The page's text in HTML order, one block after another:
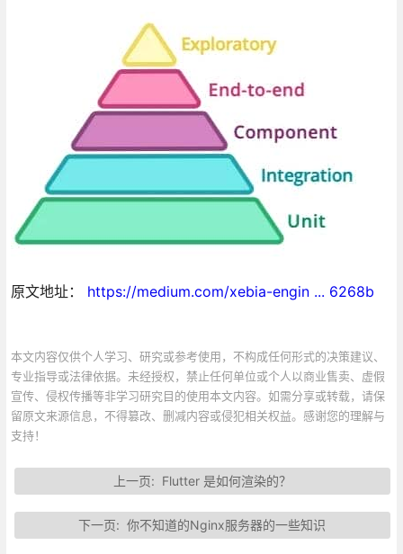
原文地址： https://medium.com/xebia-engin ... 6268b
本文内容仅供个人学习、研究或参考使用，不构成任何形式的决策建议、
专业指导或法律依据。未经授权，禁止任何单位或个人以商业售卖、虚假
宣传、侵权传播等非学习研究目的使用本文内容。如需分享或转载，请保
留原文来源信息，不得篡改、删减内容或侵犯相关权益。感谢您的理解与
支持！
上一页: Flutter 是如何渲染的？
下一页:你不知道的Nginx服务器的一些知识